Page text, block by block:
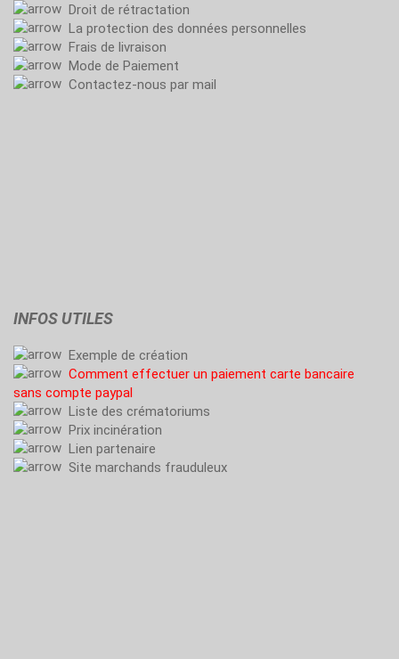
Droit de rétractation
La protection des données personnelles
Frais de livraison
Mode de Paiement
Contactez-nous par mail
INFOS UTILES
Exemple de création
Comment effectuer un paiement carte bancaire
sans compte paypal
Liste des crématoriums
Prix incinération
Lien partenaire
Site marchands frauduleux